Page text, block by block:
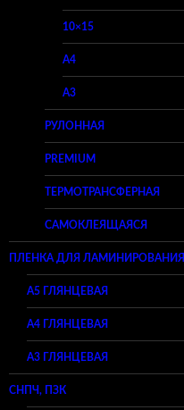
10×15
A4
A3
РУЛОННАЯ
PREMIUM
ТЕРМОТРАНСФЕРНАЯ
САМОКЛЕЯЩАЯСЯ
ПЛЕНКА ДЛЯ ЛАМИНИРОВАНИЯ
A5 ГЛЯНЦЕВАЯ
А4 ГЛЯНЦЕВАЯ
A3 ГЛЯНЦЕВАЯ
СНПЧ, ПЗК